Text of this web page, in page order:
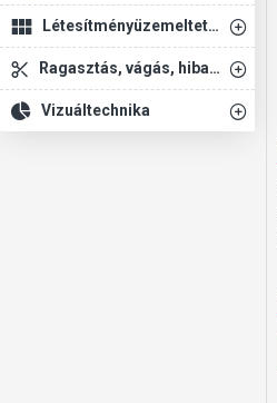
Létesítményüzemeltetés
Ragasztás, vágás, hibajavítás
Vizuáltechnika